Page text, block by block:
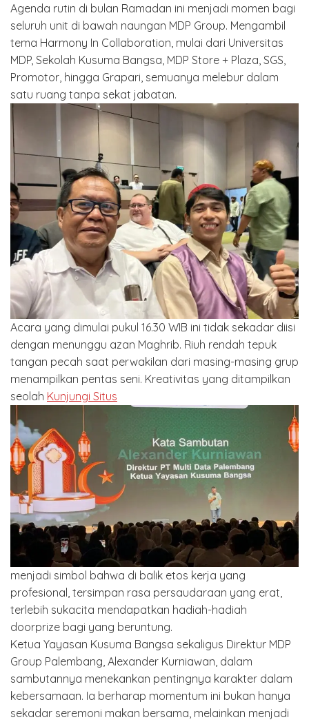
Agenda rutin di bulan Ramadan ini menjadi momen bagi
seluruh unit di bawah naungan MDP Group. Mengambil
tema Harmony In Collaboration, mulai dari Universitas
MDP, Sekolah Kusuma Bangsa, MDP Store + Plaza, SGS,
Promotor, hingga Grapari, semuanya melebur dalam
satu ruang tanpa sekat jabatan.
Acara yang dimulai pukul 16.30 WIB ini tidak sekadar diisi
dengan menunggu azan Maghrib. Riuh rendah tepuk
tangan pecah saat perwakilan dari masing-masing grup
menampilkan pentas seni. Kreativitas yang ditampilkan
seolah Kunjungi Situs
menjadi simbol bahwa di balik etos kerja yang
profesional, tersimpan rasa persaudaraan yang erat,
terlebih sukacita mendapatkan hadiah-hadiah
doorprize bagi yang beruntung.
Ketua Yayasan Kusuma Bangsa sekaligus Direktur MDP
Group Palembang, Alexander Kurniawan, dalam
sambutannya menekankan pentingnya karakter dalam
kebersamaan. Ia berharap momentum ini bukan hanya
sekadar seremoni makan bersama, melainkan menjadi